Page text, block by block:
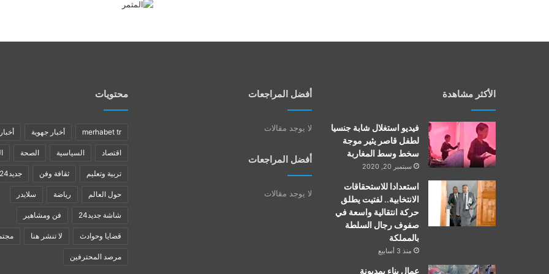
الأكثر مشاهدة
فيديو استغلال شابة جنسيا
لطفل قاصر يثير موجة
سخط وسط المغاربة
سبتمبر 20, 2020
استعدادا للاستحقاقات
الانتخابية.. لفتيت يطلق
حركة انتقالية واسعة في
صفوف رجال السلطة
بالمملكة
منذ 3 أسابيع
عمال بناء بمديونة
أفضل المراجعات
لا يوجد مقالات
أفضل المراجعات
لا يوجد مقالات
محتويات
merhabet tr أخبار جهوية
اقتصاد السياسية الصحة
تربية وتعليم ثقافة وفن جديد24
حول العالم رياضة سلايدر
شاشة جديد24 فن ومشاهير
قضايا وحوادث لا تنشر هنا
مرصد المحترفين